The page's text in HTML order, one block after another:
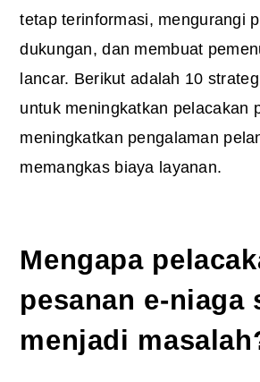
tetap terinformasi, mengurangi
dukungan, dan membuat
lancar. Berikut adalah 10
untuk meningkatkan pelacakan
meningkatkan pengalaman
memangkas biaya layanan.
Mengapa
pesanan e-niaga
menjadi